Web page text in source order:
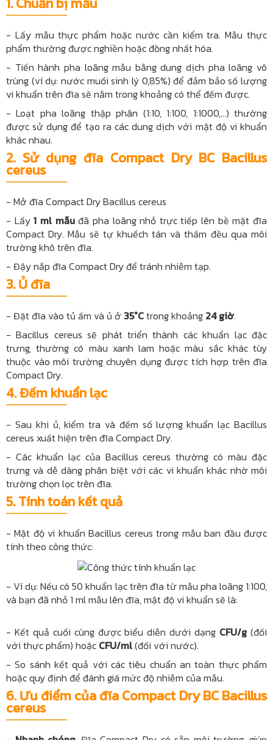
- Lấy mẫu thực phẩm hoặc nước cần kiểm tra. Mẫu thực
phẩm thường được nghiền hoặc đồng nhất hóa.
- Tiến hành pha loãng mẫu bằng dung dịch pha loãng vô
trùng (ví dụ: nước muối sinh lý 0,85%) để đảm bảo số lượng
vi khuẩn trên đĩa sẽ nằm trong khoảng có thể đếm được.
- Loạt pha loãng thập phân (1:10, 1:100, 1:1000,...) thường
được sử dụng để tạo ra các dung dịch với mật độ vi khuẩn
khác nhau.
2. Sử dụng đĩa Compact Dry BC Bacillus
cereus
- Mở đĩa Compact Dry Bacillus cereus
- Lấy1 ml mẫuđã pha loãng nhỏ trực tiếp lên bề mặt đĩa
Compact Dry. Mẫu sẽ tự khuếch tán và thấm đều qua môi
trường khô trên đĩa.
- Đậy nắp đĩa Compact Dry để tránh nhiễm tạp.
3. Ủ đĩa
- Đặt đĩa vào tủ ấm và ủ ở 35°Ctrong khoảng 24 giờ.
- Bacillus cereus sẽ phát triển thành các khuẩn lạc đặc
trưng, thường có màu xanh lam hoặc màu sắc khác tùy
thuộc vào môi trường chuyên dụng được tích hợp trên đĩa
Compact Dry.
4. Đếm khuẩn lạc
- Sau khi ủ, kiểm tra và đếm số lượng khuẩn lạc Bacillus
cereus xuất hiện trên đĩa Compact Dry.
- Các khuẩn lạc của Bacillus cereus thường có màu đặc
trưng và dễ dàng phân biệt với các vi khuẩn khác nhờ môi
trường chọn lọc trên đĩa.
5.Tính toán kết quả
- Mật độ vi khuẩn Bacillus cereus trong mẫu ban đầu được
tính theo công thức:
- Ví dụ: Nếu có 50 khuẩn lạc trên đĩa từ mẫu pha loãng 1:100,
và bạn đã nhỏ 1 ml mẫu lên đĩa, mật độ vi khuẩn sẽ là:
- Kết quả cuối cùng được biểu diễn dưới dạng CFU/g(đối
với thực phẩm) hoặc CFU/ml(đối với nước).
- So sánh kết quả với các tiêu chuẩn an toàn thực phẩm
hoặc quy định để đánh giá mức độ nhiễm của mẫu.
6. Ưu điểm của đĩa Compact Dry BC Bacillus
cereus